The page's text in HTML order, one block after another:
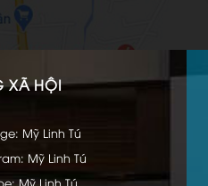
XÃ HỘI
Mỹ Linh Tú
Mỹ Linh Tú
Mỹ Linh Tú